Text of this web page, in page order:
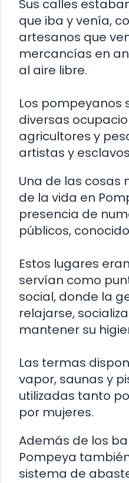
Sus calles
que iba y venía,
artesanos que
mercancías en
al aire libre.
Los pompeyanos
diversas
agricultores y
artistas y
Una de las cosas
de la vida en
presencia de
públicos,
Estos lugares
servían como
social, donde la
relajarse,
mantener su
Las termas
vapor, saunas y
utilizadas tanto
por mujeres.
Además de los
Pompeya
sistema de